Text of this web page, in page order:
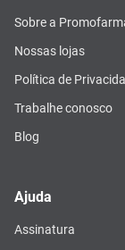
Sobre a
Nossas lojas
Política de
Trabalhe conosco
Blog
Ajuda
Assinatura